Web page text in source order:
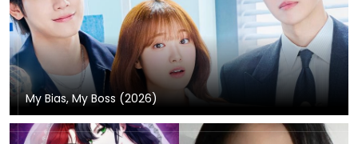
My Bias, My Boss (2026)